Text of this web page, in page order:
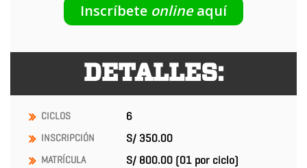
Inscríbete onlineaquí
DETALLES:
CICLOS 6
INSCRIPCIÓN S/ 350.00
MATRÍCULA S/ 800.00 (01 por ciclo)